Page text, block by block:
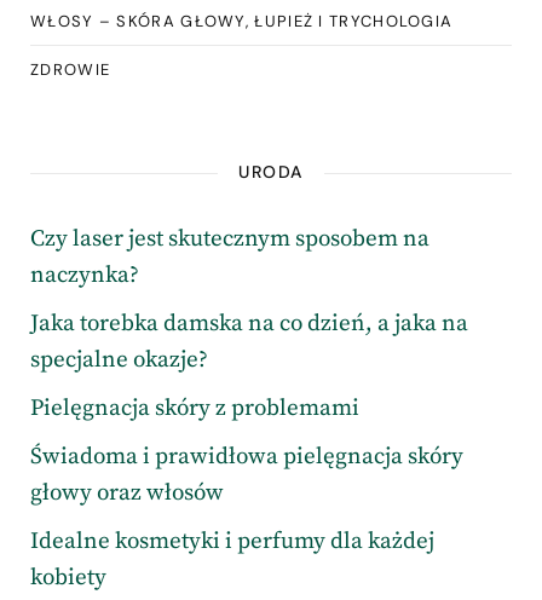
WŁOSY – SKÓRA GŁOWY, ŁUPIEŻ I TRYCHOLOGIA
ZDROWIE
URODA
Czy laser jest skutecznym sposobem na
naczynka?
Jaka torebka damska na co dzień, a jaka na
specjalne okazje?
Pielęgnacja skóry z problemami
Świadoma i prawidłowa pielęgnacja skóry
głowy oraz włosów
Idealne kosmetyki i perfumy dla każdej
kobiety